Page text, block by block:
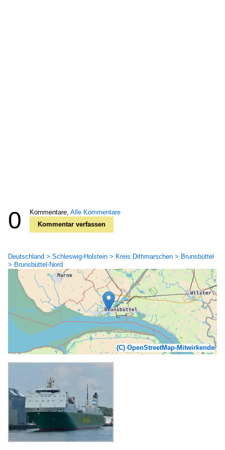
0 Kommentare, Alle Kommentare
Kommentar verfassen
Deutschland > Schleswig-Holstein > Kreis Dithmarschen > Brunsbüttel
> Brunsbüttel-Nord
(C) OpenStreetMap-Mitwirkende